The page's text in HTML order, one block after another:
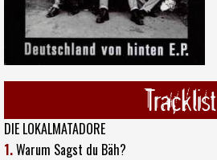
Tracklist
DIE LOKALMATADORE
1.Warum Sagst du Bäh?